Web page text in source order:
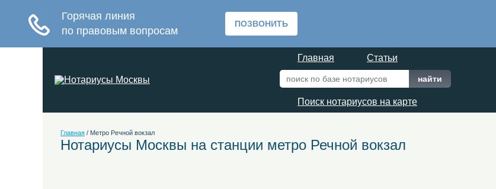
Главная Статьи
Поиск нотариусов на карте
Главная / Метро Речной вокзал
Нотариусы Москвы на станции метро Речной вокзал